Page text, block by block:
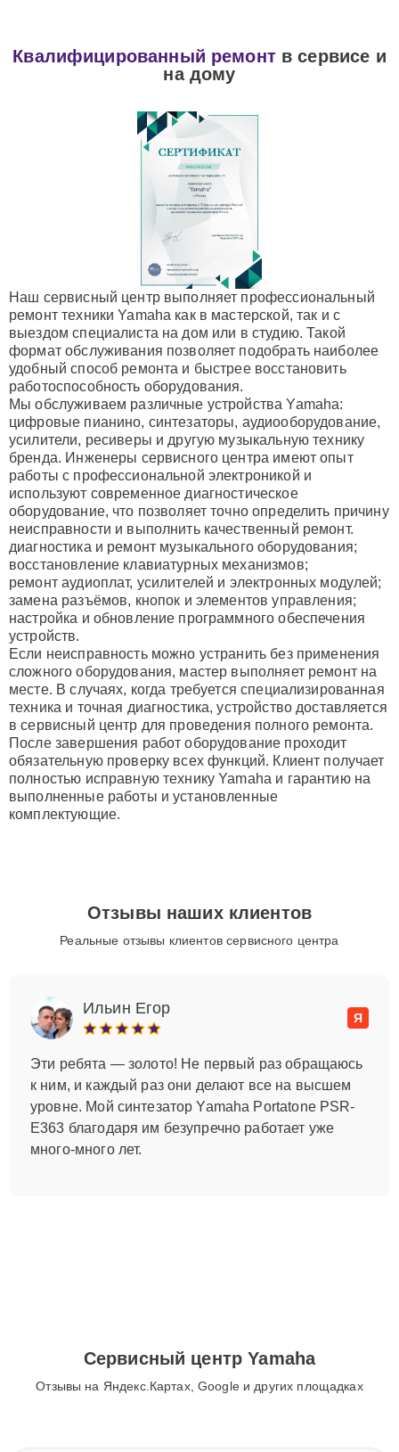
Квалифицированный ремонтв сервисе и
на дому
Наш сервисный центр выполняет профессиональный
ремонт техники Yamaha как в мастерской, так и с
выездом специалиста на дом или в студию. Такой
формат обслуживания позволяет подобрать наиболее
удобный способ ремонта и быстрее восстановить
работоспособность оборудования.
Мы обслуживаем различные устройства Yamaha:
цифровые пианино, синтезаторы, аудиооборудование,
усилители, ресиверы и другую музыкальную технику
бренда. Инженеры сервисного центра имеют опыт
работы с профессиональной электроникой и
используют современное диагностическое
оборудование, что позволяет точно определить причину
неисправности и выполнить качественный ремонт.
диагностика и ремонт музыкального оборудования;
восстановление клавиатурных механизмов;
ремонт аудиоплат, усилителей и электронных модулей;
замена разъёмов, кнопок и элементов управления;
настройка и обновление программного обеспечения
устройств.
Если неисправность можно устранить без применения
сложного оборудования, мастер выполняет ремонт на
месте. В случаях, когда требуется специализированная
техника и точная диагностика, устройство доставляется
в сервисный центр для проведения полного ремонта.
После завершения работ оборудование проходит
обязательную проверку всех функций. Клиент получает
полностью исправную технику Yamaha и гарантию на
выполненные работы и установленные
комплектующие.
Отзывы наших клиентов
Реальные отзывы клиентов сервисного центра
Ильин Егор
Я
Эти ребята — золото! Не первый раз обращаюсь
к ним, и каждый раз они делают все на высшем
уровне. Мой синтезатор Yamaha Portatone PSR-
E363 благодаря им безупречно работает уже
много-много лет.
Сервисный центр Yamaha
Отзывы на Яндекс.Картах, Google и других площадках